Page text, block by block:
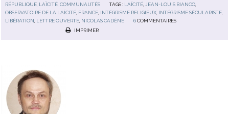
RÉPUBLIQUE, LAÏCITÉ, COMMUNAUTÉS
TAGS : LAÏCITÉ,JEAN-LOUIS BIANCO,
OBSERVATOIRE DE LA LAÏCITÉ, FRANCE, INTÉGRISME RELIGIEUX, INTÉGRISME SÉCULARISTE,
LIBÉRATION, LETTRE OUVERTE, NICOLAS CADÈNE 6 COMMENTAIRES
IMPRIMER